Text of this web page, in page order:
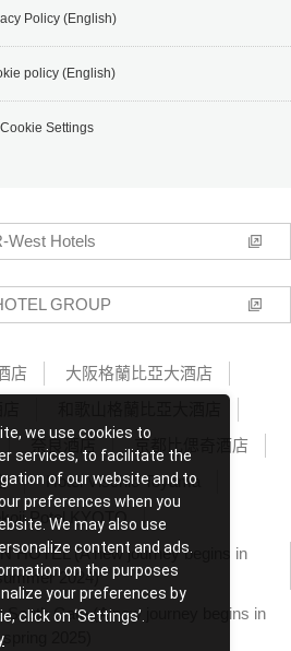
Policy (English)
policy (English)
Cookie Settings
West Hotels
GROUP
店
大阪格蘭比亞大酒店
奈良酒店
京都比偲奇酒店
Hotel Vischio Toyama
Potel KYOTO
HOTEL (A new journey begins in
2024)
Gate (A new journey begins in
spring 2025)
we use cookies to
services, to facilitate the
of our website and to
preferences when you
We may also use
content and ads.
on the purposes
your preferences by
click on ‘Settings’.